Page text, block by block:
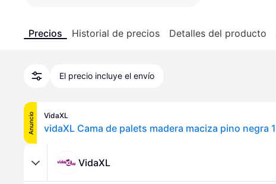
Precios Historial de precios Detalles del producto
El precio incluye el envío
Anuncio VidaXL
VidaXL